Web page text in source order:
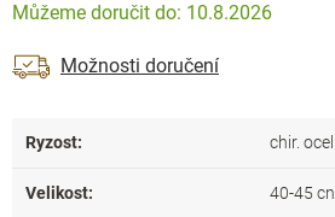
10.8.2026
Možnosti doručení
Ryzost: chir. ocel
Velikost: 40-45 cn